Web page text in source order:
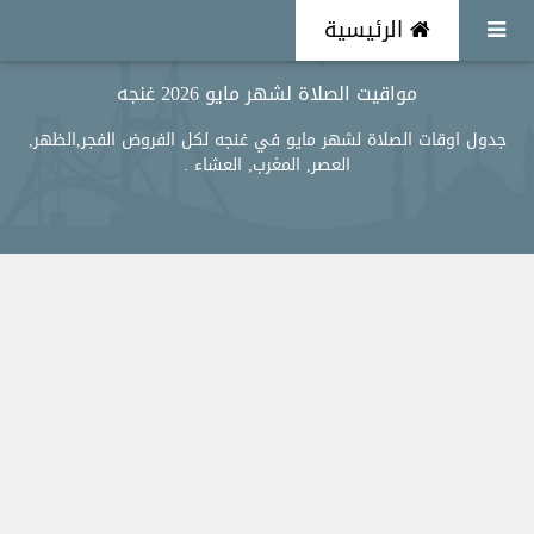
الرئيسية
مواقيت الصلاة لشهر مايو 2026 غنجه
جدول اوقات الصلاة لشهر مايو في غنجه لكل الفروض الفجر,الظهر,
العصر, المغرب, العشاء .